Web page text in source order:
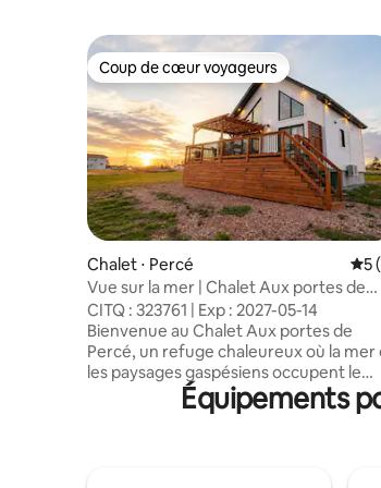
Coup de cœur voyageurs
Coup de cœur voyageurs
Chalet ⋅ Percé
5
Vue sur la mer | Chalet Aux portes de
Percé
CITQ : 323761 | Exp : 2027-05-14
Bienvenue au Chalet Aux portes de
Percé, un refuge chaleureux où la mer
les paysages gaspésiens occupent le
devant de la scène. Situé à quelques
minutes des attraits emblématiques de
Équipements